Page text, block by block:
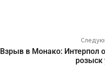
Взрыв в Монако: Интерпол
розыск